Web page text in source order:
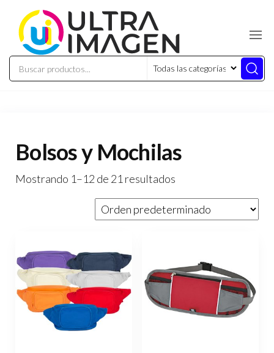
Bolsos y Mochilas
Mostrando 1–12 de 21 resultados